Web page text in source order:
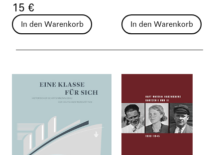
15 €
In den Warenkorb In den Warenkorb